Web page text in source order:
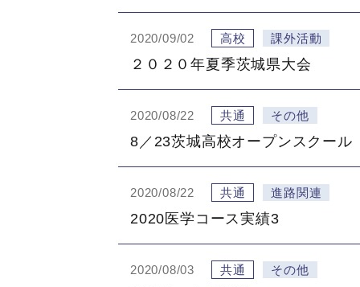
2020/09/02 高校 課外活動
２０２０年夏季茨城県大会
2020/08/22 共通 その他
8／23茨城高校オープンスクール
2020/08/22 共通 進路関連
2020医学コース実績3
2020/08/03 共通 その他